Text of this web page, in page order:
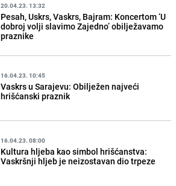
20.04.23. 13:32
Pesah, Uskrs, Vaskrs, Bajram: Koncertom ‘U
dobroj volji slavimo Zajedno’ obilježavamo
praznike
16.04.23. 10:45
Vaskrs u Sarajevu: Obilježen najveći
hrišćanski praznik
16.04.23. 08:00
Kultura hljeba kao simbol hrišćanstva:
Vaskršnji hljeb je neizostavan dio trpeze